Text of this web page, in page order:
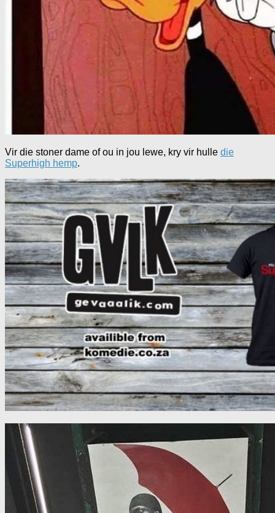
Vir die stoner dame of ou in jou lewe, kry vir hulle die
Superhigh hemp.